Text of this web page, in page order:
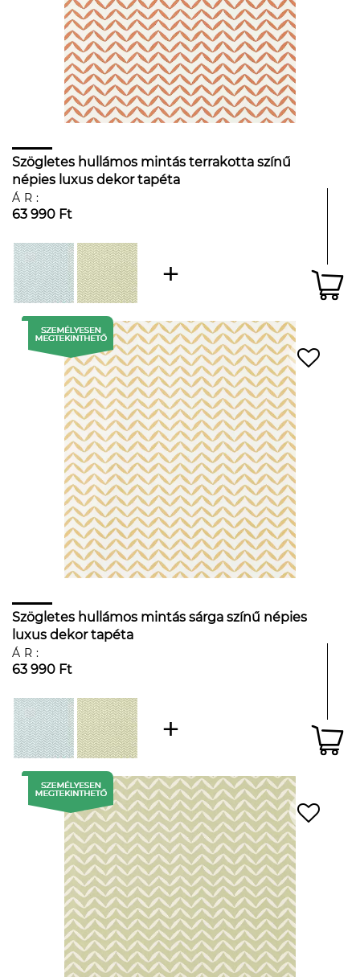
Szögletes hullámos mintás terrakotta színű
népies luxus dekor tapéta
ÁR:
63 990 Ft
Szögletes hullámos mintás sárga színű népies
luxus dekor tapéta
ÁR:
63 990 Ft